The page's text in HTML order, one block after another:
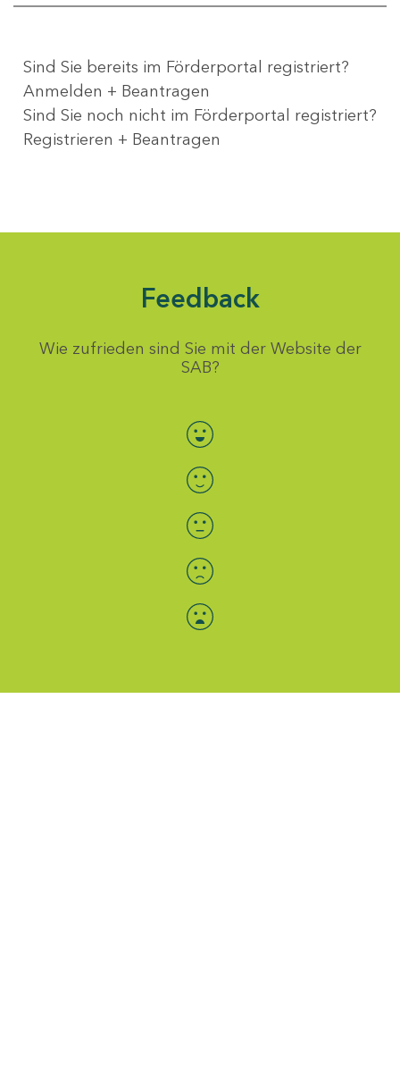
Sind Sie bereits im Förderportal registriert?
Anmelden + Beantragen
Sind Sie noch nicht im Förderportal registriert?
Registrieren + Beantragen
Feedback
Wie zufrieden sind Sie mit der Website der
SAB?
Bewertung auswählen